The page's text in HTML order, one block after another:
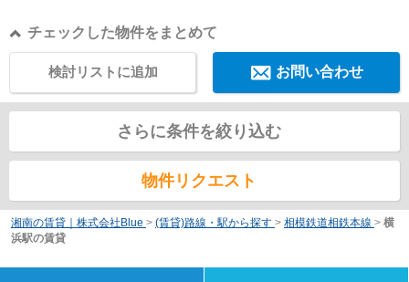
チェックした物件をまとめて
お問い合わせ
検討リストに追加
さらに条件を絞り込む
物件リクエスト
湘南の賃貸｜株式会社Blue > (賃貸)路線・駅から探す > 相模鉄道相鉄本線 > 横
浜駅の賃貸